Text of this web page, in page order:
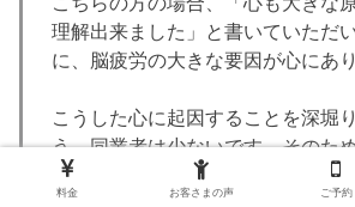
理解出来ました」と書いていただ
に、脳疲労の大きな要因が心にあ
こうした心に起因することを深堀
う、同業者は少ないです。そのた
では、耳鳴り・ふらつきが改善さ
料金 お客さまの声 ご予約